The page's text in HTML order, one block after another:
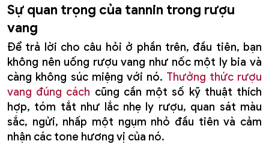
Sự quan trọng của tannin trong rượu
vang
Để trả lời cho câu hỏi ở phần trên, đầu tiên, bạn
không nên uống rượu vang như nốc một ly bia và
càng không súc miệng với nó. Thưởng thức rượu
vang đúng cách cũng cần một số kỹ thuật thích
hợp, tóm tắt như lắc nhẹ ly rượu, quan sát màu
sắc, ngửi, nhấp một ngụm nhỏ đầu tiên và cảm
nhận các tone hương vị của nó.